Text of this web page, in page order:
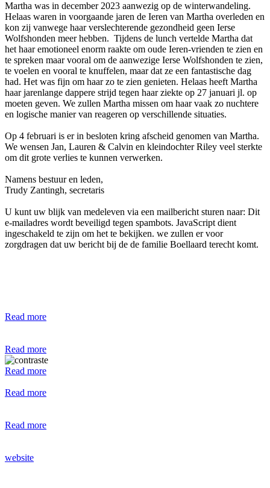
Martha was in december 2023 aanwezig op de winterwandeling.
Helaas waren in voorgaande jaren de Ieren van Martha overleden en
kon zij vanwege haar verslechterende gezondheid geen Ierse
Wolfshonden meer hebben. Tijdens de lunch vertelde Martha dat
het haar emotioneel enorm raakte om oude Ieren-vrienden te zien en
te spreken maar vooral om de aanwezige Ierse Wolfshonden te zien,
te voelen en vooral te knuffelen, maar dat ze een fantastische dag
had. Het was fijn om haar zo te zien genieten. Helaas heeft Martha
haar jarenlange dappere strijd tegen haar ziekte op 27 januari jl. op
moeten geven. We zullen Martha missen om haar vaak zo nuchtere
en logische manier van reageren op verschillende situaties.
Op 4 februari is er in besloten kring afscheid genomen van Martha.
We wensen Jan, Lauren & Calvin en kleindochter Riley veel sterkte
om dit grote verlies te kunnen verwerken.
Namens bestuur en leden,
Trudy Zantingh, secretaris
U kunt uw blijk van medeleven via een mailbericht sturen naar: Dit
e-mailadres wordt beveiligd tegen spambots. JavaScript dient
ingeschakeld te zijn om het te bekijken. we zullen er voor
zorgdragen dat uw bericht bij de de familie Boellaard terecht komt.
Read more
Read more
Read more
Read more
Read more
website